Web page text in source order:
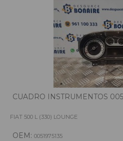
CUADRO INSTRUMENTOS
FIAT 500 L (330) LOUNGE
OEM: 0051975135